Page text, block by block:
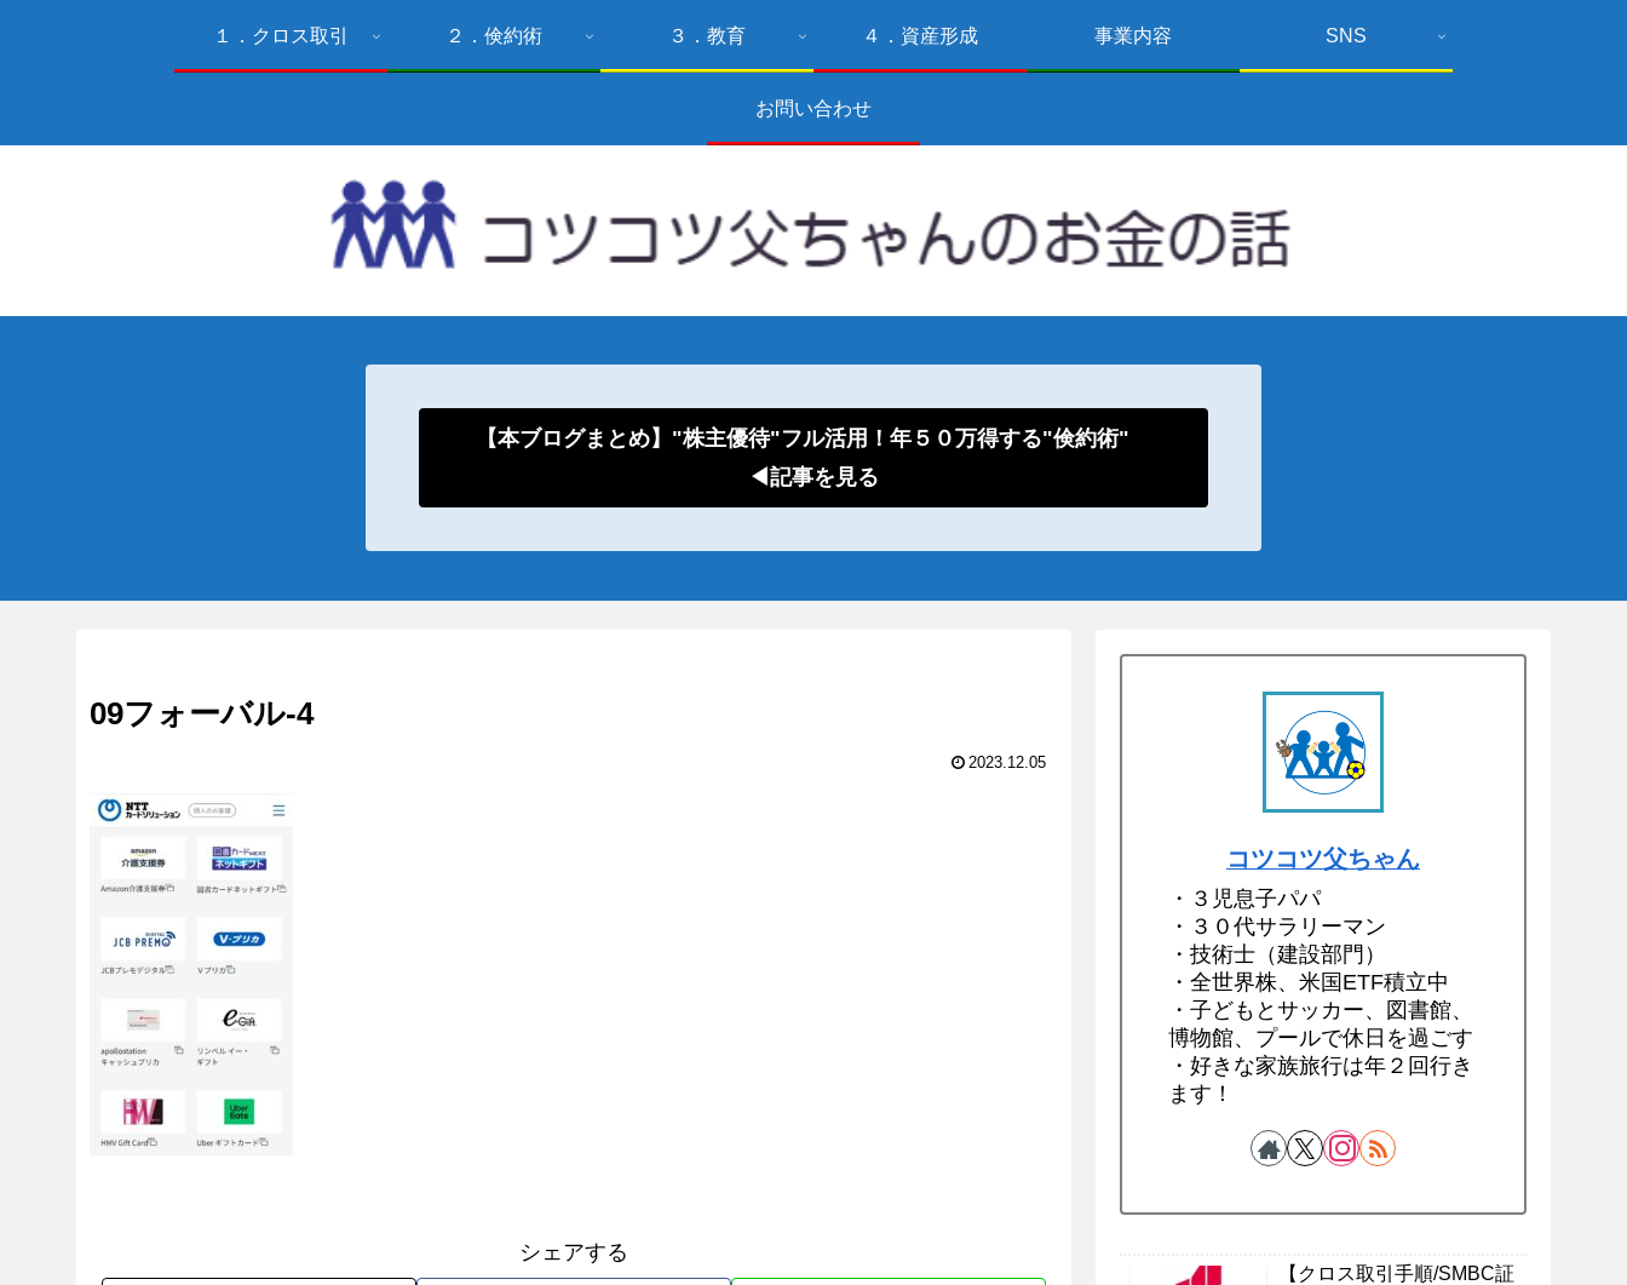
１．クロス取引 ２．倹約術 ３．教育 ４．資産形成 事業内容 SNS
お問い合わせ
【本ブログまとめ】"株主優待"フル活用！年５０万得する"倹約術"
◀記事を見る
09フォーバル-4
2023.12.05
シェアする
コツコツ父ちゃん
・３児息子パパ
・３０代サラリーマン
・技術士（建設部門）
・全世界株、米国ETF積立中
・子どもとサッカー、図書館、
博物館、プールで休日を過ごす
・好きな家族旅行は年２回行き
ます！
【クロス取引手順/SMBC証